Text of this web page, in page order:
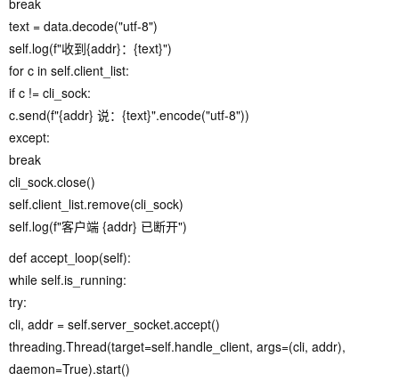
break
text = data.decode("utf-8")
self.log(f"收到{addr}：{text}")
for c in self.client_list:
if c != cli_sock:
c.send(f"{addr} 说：{text}".encode("utf-8"))
except:
break
cli_sock.close()
self.client_list.remove(cli_sock)
self.log(f"客户端 {addr} 已断开")
def accept_loop(self):
while self.is_running:
try:
cli, addr = self.server_socket.accept()
threading.Thread(target=self.handle_client, args=(cli, addr),
daemon=True).start()